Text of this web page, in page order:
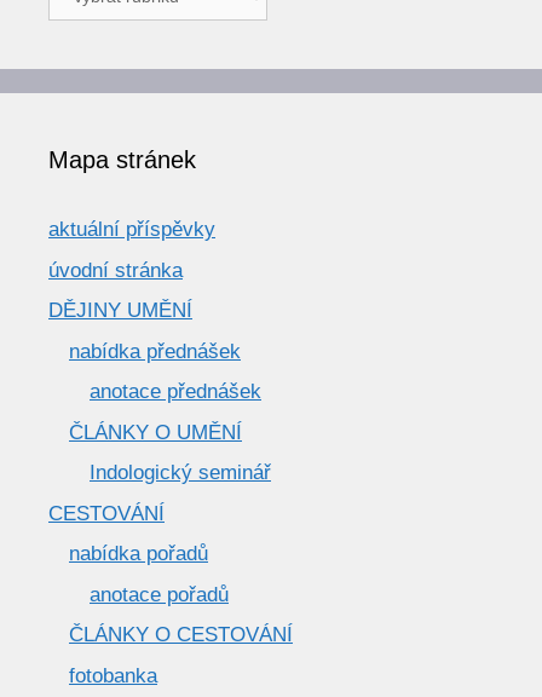
a
Mapa stránek
aktuální příspěvky
úvodní stránka
DĚJINY UMĚNÍ
nabídka přednášek
anotace přednášek
ČLÁNKY O UMĚNÍ
Indologický seminář
CESTOVÁNÍ
nabídka pořadů
anotace pořadů
ČLÁNKY O CESTOVÁNÍ
fotobanka